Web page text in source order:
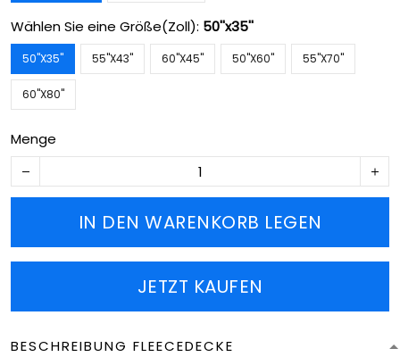
Wählen Sie eine Größe(Zoll): 50''x35''
50''X35'' 55''X43'' 60''X45'' 50''X60'' 55''X70''
60''X80''
Menge
IN DEN WARENKORB LEGEN
JETZT KAUFEN
BESCHREIBUNG FLEECEDECKE